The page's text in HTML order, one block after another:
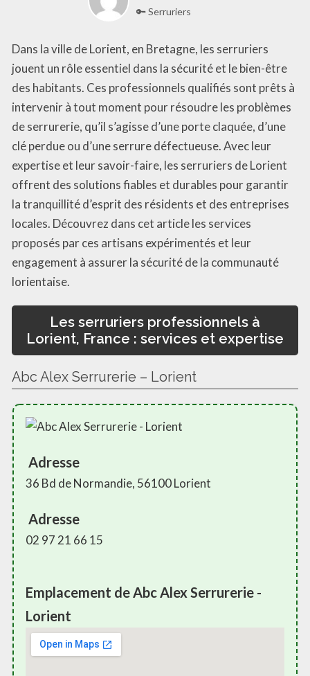
🔑 Serruriers
Dans la ville de Lorient, en Bretagne, les serruriers
jouent un rôle essentiel dans la sécurité et le bien-être
des habitants. Ces professionnels qualifiés sont prêts à
intervenir à tout moment pour résoudre les problèmes
de serrurerie, qu’il s’agisse d’une porte claquée, d’une
clé perdue ou d’une serrure défectueuse. Avec leur
expertise et leur savoir-faire, les serruriers de Lorient
offrent des solutions fiables et durables pour garantir
la tranquillité d’esprit des résidents et des entreprises
locales. Découvrez dans cet article les services
proposés par ces artisans expérimentés et leur
engagement à assurer la sécurité de la communauté
lorientaise.
Les serruriers professionnels à
Lorient, France : services et expertise
Abc Alex Serrurerie – Lorient
Adresse
36 Bd de Normandie, 56100 Lorient
Adresse
02 97 21 66 15
Emplacement de Abc Alex Serrurerie -
Lorient